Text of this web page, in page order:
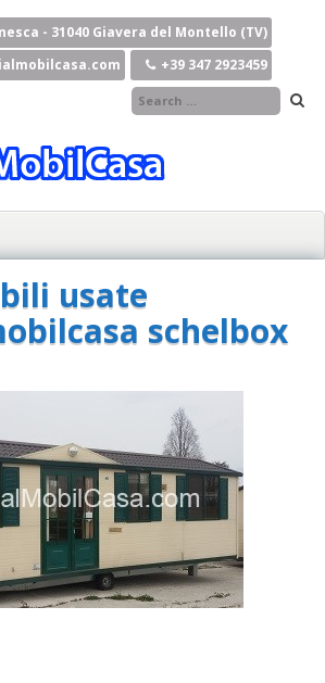
- 31040 Giavera del Montello (TV)
+39 347 2923459
usate
schelbox